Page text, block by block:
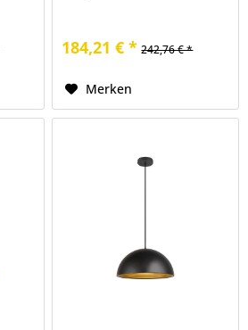
184,21 € * 242,76 € *
Merken